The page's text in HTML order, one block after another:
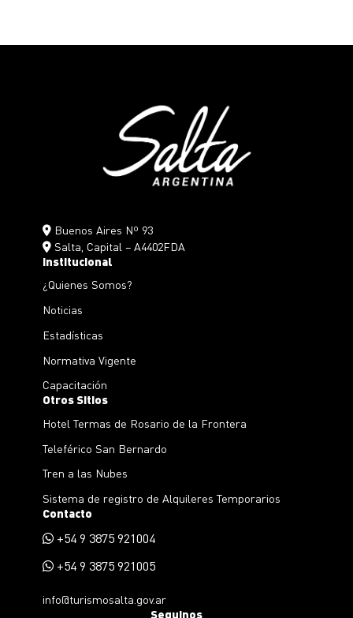
Buenos Aires Nº 93
Salta, Capital – A4402FDA
Institucional
¿Quienes Somos?
Noticias
Estadísticas
Normativa Vigente
Capacitación
Otros Sitios
Hotel Termas de Rosario de la Frontera
Teleférico San Bernardo
Tren a las Nubes
Sistema de registro de Alquileres Temporarios
Contacto
+54 9 3875 921004
+54 9 3875 921005
info@turismosalta.gov.ar
Seguinos